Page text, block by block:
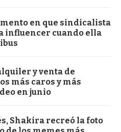
en que sindicalista
influencer cuando ella
y venta de
más caros y más
en junio
Shakira recreó la foto